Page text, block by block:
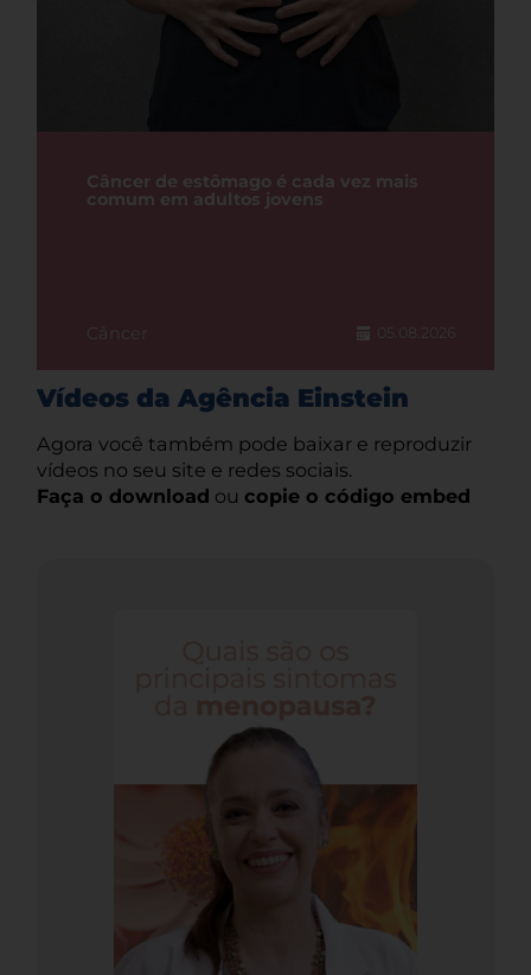
Câncer de estômago é cada vez mais
comum em adultos jovens
Câncer 05.08.2026
Vídeos da Agência Einstein
Agora você também pode baixar e reproduzir
vídeos no seu site e redes sociais.
Faça o download ou copie o código embed